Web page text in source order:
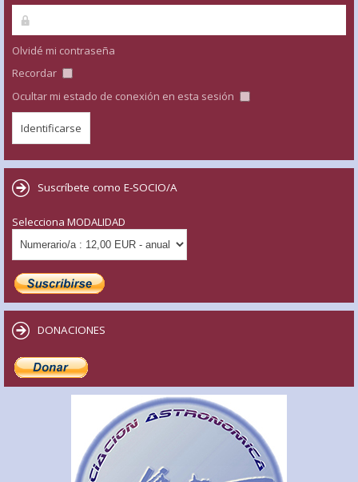
Olvidé mi contraseña
Recordar
Ocultar mi estado de conexión en esta sesión
Suscríbete como E-SOCIO/A
Selecciona MODALIDAD
DONACIONES